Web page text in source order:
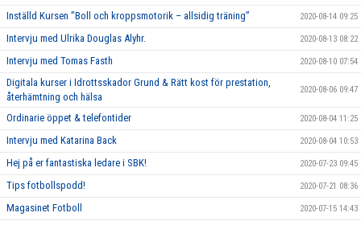
Inställd Kursen ”Boll och kroppsmotorik – allsidig träning” 2020-08-14 09:25
Intervju med Ulrika Douglas Alyhr. 2020-08-13 08:22
Intervju med Tomas Fasth 2020-08-10 07:54
Digitala kurser i Idrottsskador Grund & Rätt kost för prestation,
återhämtning och hälsa
2020-08-06 09:47
Ordinarie öppet & telefontider 2020-08-04 11:25
Intervju med Katarina Back 2020-08-04 10:53
Hej på er fantastiska ledare i SBK! 2020-07-23 09:45
Tips fotbollspodd! 2020-07-21 08:36
Magasinet Fotboll 2020-07-15 14:43